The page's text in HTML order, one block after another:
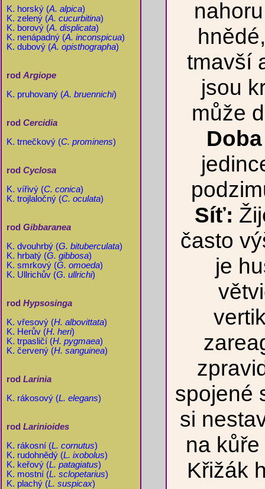
K. horský (A. alpica)
K. zelený (A. cucurbitina)
K. borový (A. displicata)
K. nenápadný (A. inconspicua)
K. dubový (A. opisthographa)
rod Argiope
K. pruhovaný (A. bruennichi)
rod Cercidia
K. trnečkový (C. prominens)
rod Cyclosa
K. vířivý (C. conica)
K. trojlaločný (C. oculata)
rod Gibbaranea
K. dvouhrbý (G. bituberculata)
K. hrbatý (G. gibbosa)
K. smrkový (G. omoeda)
K. Ullrichův (G. ullrichi)
rod Hypsosinga
K. vřesový (H. albovittata)
K. Herův (H. heri)
K. trpasličí (H. pygmaea)
K. červený (H. sanguinea)
rod Larinia
K. rákosový (L. elegans)
rod Larinioides
K. rákosní (L. cornutus)
K. rudohnědý (L. ixobolus)
K. keřový (L. patagiatus)
K. mostní (L. sclopetarius)
K. plachý (L. suspicax)
tmavší
jsou
může
Síť:
často
je
spojené
si
na
Křižák